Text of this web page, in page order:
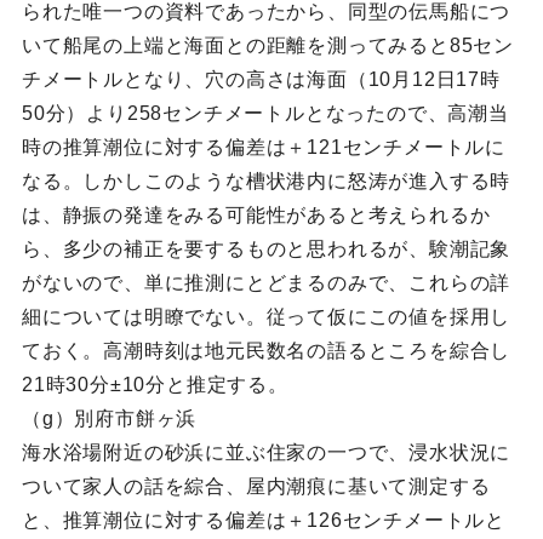
られた唯一つの資料であったから、同型の伝馬船につ
いて船尾の上端と海面との距離を測ってみると85セン
チメートルとなり、穴の高さは海面（10月12日17時
50分）より258センチメートルとなったので、高潮当
時の推算潮位に対する偏差は＋121センチメートルに
なる。しかしこのような槽状港内に怒涛が進入する時
は、静振の発達をみる可能性があると考えられるか
ら、多少の補正を要するものと思われるが、験潮記象
がないので、単に推測にとどまるのみで、これらの詳
細については明瞭でない。従って仮にこの値を採用し
ておく。高潮時刻は地元民数名の語るところを綜合し
21時30分±10分と推定する。
（g）別府市餅ヶ浜
海水浴場附近の砂浜に並ぶ住家の一つで、浸水状況に
ついて家人の話を綜合、屋内潮痕に基いて測定する
と、推算潮位に対する偏差は＋126センチメートルと